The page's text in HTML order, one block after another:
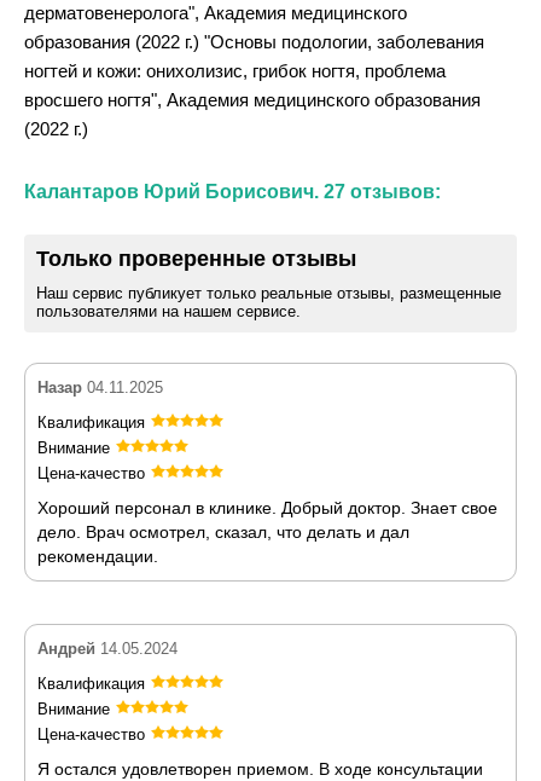
дерматовенеролога", Академия медицинского
образования (2022 г.) "Основы подологии, заболевания
ногтей и кожи: онихолизис, грибок ногтя, проблема
вросшего ногтя", Академия медицинского образования
(2022 г.)
Калантаров Юрий Борисович. 27 отзывов:
Только проверенные отзывы
Наш сервис публикует только реальные отзывы, размещенные
пользователями на нашем сервисе.
Назар 04.11.2025
Квалификация
Внимание
Цена-качество
Хороший персонал в клинике. Добрый доктор. Знает свое
дело. Врач осмотрел, сказал, что делать и дал
рекомендации.
Андрей 14.05.2024
Квалификация
Внимание
Цена-качество
Я остался удовлетворен приемом. В ходе консультации